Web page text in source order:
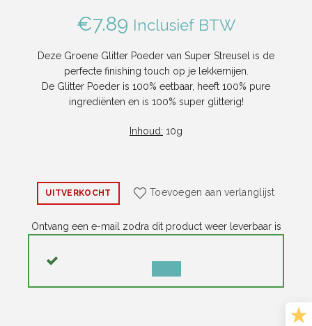
€7.89 Inclusief BTW
Deze Groene Glitter Poeder van Super Streusel is de
perfecte finishing touch op je lekkernijen.
De Glitter Poeder is 100% eetbaar, heeft 100% pure
ingrediënten en is 100% super glitterig!
Inhoud: 10g
UITVERKOCHT Toevoegen aan verlanglijst
Ontvang een e-mail zodra dit product weer leverbaar is
MELDING
NEGEREN